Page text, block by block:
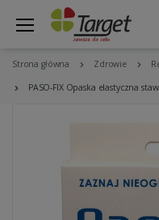
Strona główna Zdrowie
PASO-FIX Opaska elastyczna